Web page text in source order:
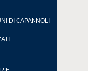
DI CAPANNOLI